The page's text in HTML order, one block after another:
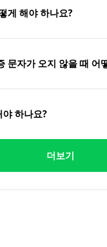
게 해야 하나요?
문자가 오지 않을 때 어
하나요?
더보기